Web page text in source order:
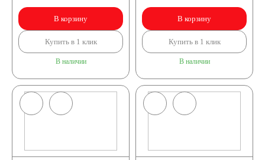
В корзину
Купить в 1 клик
В наличии
В корзину
Купить в 1 клик
В наличии